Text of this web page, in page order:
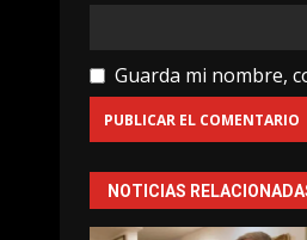
Guarda mi nombre,
NOTICIAS